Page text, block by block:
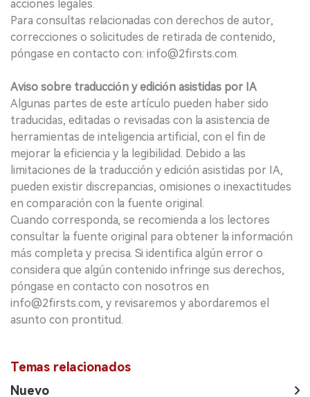
acciones legales.
Para consultas relacionadas con derechos de autor,
correcciones o solicitudes de retirada de contenido,
póngase en contacto con: info@2firsts.com.
Aviso sobre traducción y edición asistidas por IA
Algunas partes de este artículo pueden haber sido
traducidas, editadas o revisadas con la asistencia de
herramientas de inteligencia artificial, con el fin de
mejorar la eficiencia y la legibilidad. Debido a las
limitaciones de la traducción y edición asistidas por IA,
pueden existir discrepancias, omisiones o inexactitudes
en comparación con la fuente original.
Cuando corresponda, se recomienda a los lectores
consultar la fuente original para obtener la información
más completa y precisa. Si identifica algún error o
considera que algún contenido infringe sus derechos,
póngase en contacto con nosotros en
info@2firsts.com, y revisaremos y abordaremos el
asunto con prontitud.
Temas relacionados
Nuevo